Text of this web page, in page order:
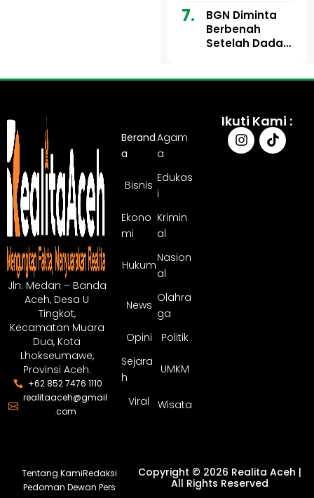
Sepenuhnya
Tuntas
Ulee Lheue, 14
Orang Derita
Luka Bakar
BGN Diminta
Berbenah
Setelah Dadan
Jln. Medan – Banda
Aceh, Desa U
Tingkot,
Kecamatan Muara
Dua, Kota
Lhokseumawe,
Provinsi Aceh.
+62 852 7476 1110
realitaaceh@gmail
.com
Berand
a
Agam
a
Bisnis
Edukas
i
Ekono
mi
Krimin
al
Hukum
Nasion
al
News
Olahra
ga
Opini
Politik
Sejara
h
UMKM
Viral Wisata
Ikuti Kami :
Tentang KamiRedaksi
Pedoman Dewan Pers
Copyright © 2026 Realita Aceh |
All Rights Reserved